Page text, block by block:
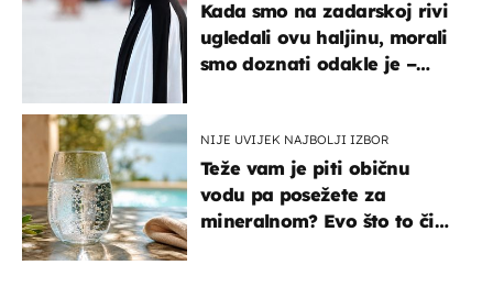
Kada smo na zadarskoj rivi
ugledali ovu haljinu, morali
smo doznati odakle je –
NIJE UVIJEK NAJBOLJI IZBOR
Teže vam je piti običnu
vodu pa posežete za
mineralnom? Evo što to čini